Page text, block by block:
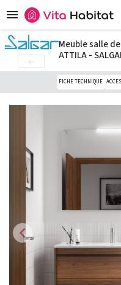

chevron_left
Meuble salle
ATTILA -
FICHE TECHNIQUE